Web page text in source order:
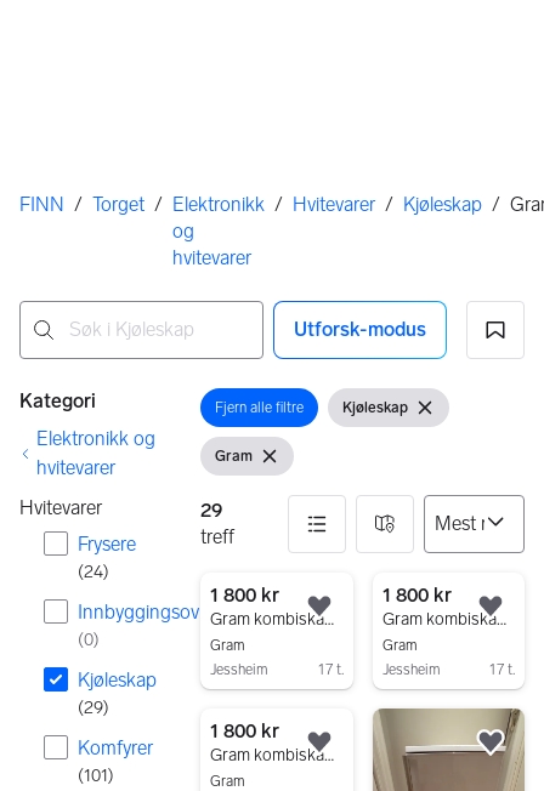
Her er du
FINN / Torget / Elektronikk
og
hvitevarer
/ Hvitevarer / Kjøleskap /
Utforsk-modus
Filtre
Kategori
Elektronikk og
hvitevarer
Hvitevarer
Frysere
(24)
Innbyggingsovner
(0)
Kjøleskap
(29)
Komfyrer
(101)
Åpne filter
Fjern alle filtre Vis filter
Kjøleskap Fjern filter
Vis filter
Gram Fjern filter
29
treff
29 resultater
1 800 kr
Gram kombiskap kjøleskap og fryser hvit
Gram
Jessheim
17 t.
Legg til som favoritt.
1 800 kr
Gram kombiskap kjøleskap og fryser hvit
Gram
Jessheim
17 t.
1 800 kr
Gram kombiskap hvit kjøl og frys
Gram
Legg til som favoritt.